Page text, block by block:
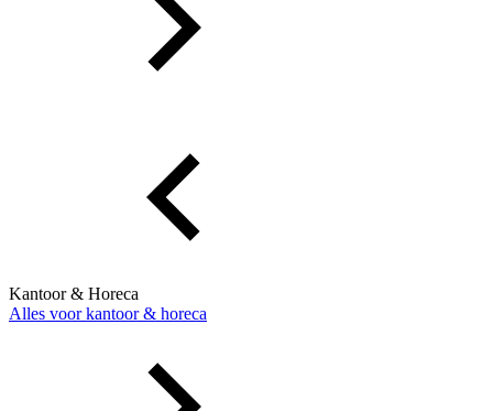
Kantoor & Horeca
Alles voor kantoor & horeca